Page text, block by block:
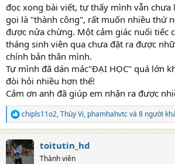
đọc xong bài viết, tự thấy mình vẫn chưa
gọi là "thành công", rất muốn nhiều thứ
được nửa chừng. Một cảm giác nuối tiếc
tháng sinh viên qua chưa đặt ra được
chính bản thân mình.
Tự mình đã dán mác"ĐẠI HỌC" quá lớn
đòi hỏi nhiều hơn thế!
Cảm ơn anh đã giúp em nhận ra được
R
e
a
c
t
chipls11o2,Thùy Vi, phamhahvtcvà 8 người
toitutin_hd
Thành viên